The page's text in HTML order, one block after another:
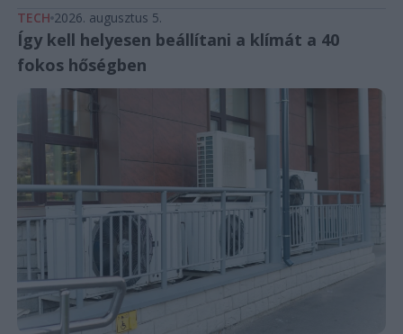
TECH 2026. augusztus 5.
Így kell helyesen beállítani a klímát a 40
fokos hőségben